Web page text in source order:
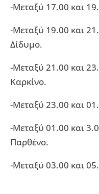
-Μεταξύ 17.00 και
-Μεταξύ 19.00 και
Δίδυμο.
-Μεταξύ 21.00 και
Καρκίνο.
-Μεταξύ 23.00 και
-Μεταξύ 01.00 και
Παρθένο.
-Μεταξύ 03.00 και